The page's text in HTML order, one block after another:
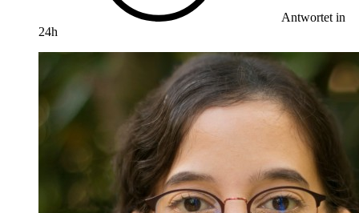
Antwortet in
24h